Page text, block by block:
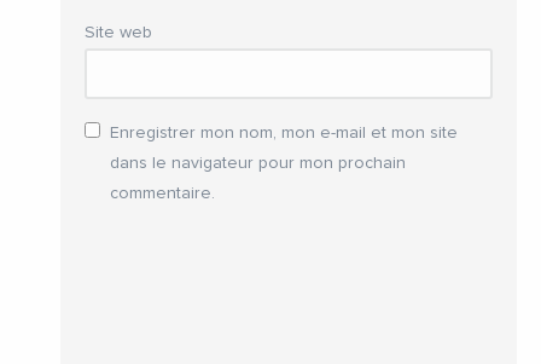
Site web
Enregistrer mon nom, mon e-mail et mon site
dans le navigateur pour mon prochain
commentaire.